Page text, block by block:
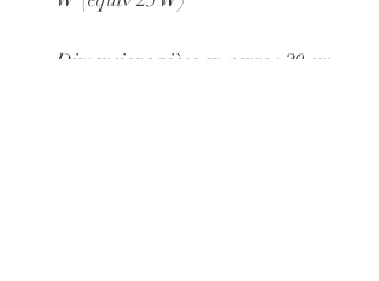
Dimensions pièce en verre : 20 cm